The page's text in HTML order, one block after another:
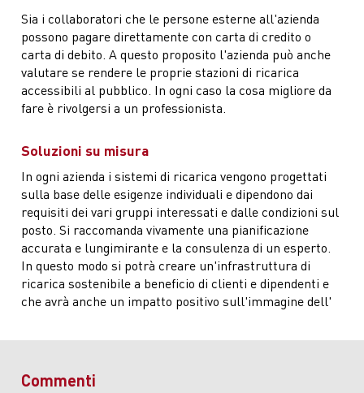
Sia i collaboratori che le persone esterne all'azienda
possono pagare direttamente con carta di credito o
carta di debito. A questo proposito l'azienda può anche
valutare se rendere le proprie stazioni di ricarica
accessibili al pubblico. In ogni caso la cosa migliore da
fare è rivolgersi a un professionista.
Soluzioni su misura
In ogni azienda i sistemi di ricarica vengono progettati
sulla base delle esigenze individuali e dipendono dai
requisiti dei vari gruppi interessati e dalle condizioni sul
posto. Si raccomanda vivamente una pianificazione
accurata e lungimirante e la consulenza di un esperto.
In questo modo si potrà creare un'infrastruttura di
ricarica sostenibile a beneficio di clienti e dipendenti e
che avrà anche un impatto positivo sull'immagine dell'
Commenti